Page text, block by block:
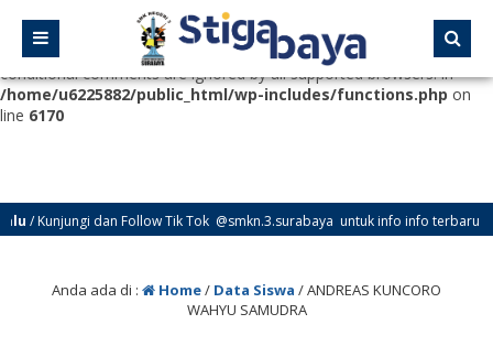
Deprecated
: Function WP_Dependencies->add_data() was called
with an argument that is
deprecated
since version 6.9.0! IE
conditional comments are ignored by all supported browsers. in
/home/u6225882/public_html/wp-includes/functions.php on
line 6170
/ Kunjungi dan Follow Tik Tok @smkn.3.surabaya untuk info info terbaru dari
Anda ada di : Home/ Data Siswa /ANDREAS KUNCORO
WAHYU SAMUDRA